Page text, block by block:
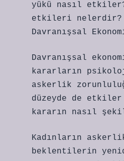
yükü nasıl
etkileri nelerdir?
Davranışsal
Davranışsal
kararların
askerlik
düzeyde de
kararın nasıl
Kadınların
beklentilerin